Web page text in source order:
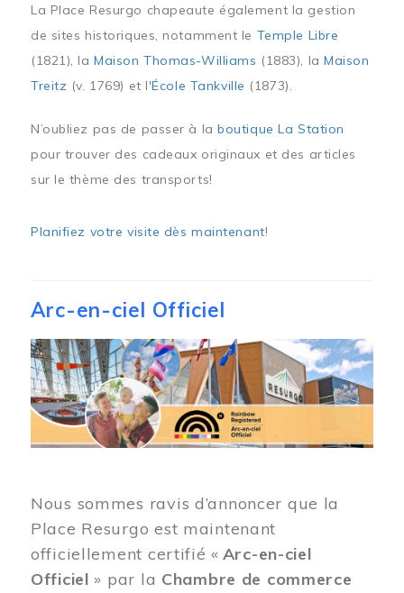
La Place Resurgo chapeaute également la gestion
de sites historiques, notamment le Temple Libre
(1821), laMaison Thomas-Williams (1883), laMaison
Treitz (v. 1769) et l'École Tankville (1873).
N’oubliez pas de passer à laboutique La Station
pour trouver des cadeaux originaux et des articles
sur le thème des transports!
Planifiez votre visite dès maintenant!
Arc-en-ciel Officiel
Image
Nous sommes ravis d’annoncer que la
Place Resurgo est maintenant
officiellement certifié « Arc-en-ciel
Officiel » par la Chambre de commerce